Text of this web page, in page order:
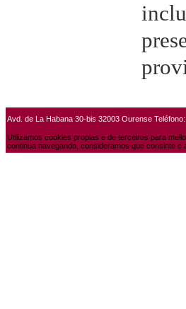
Avd. de La Habana 30-bis 32003 Ourense
Utilizamos cookies propias e de terceiros para
continua navegando, consideramos que consinte